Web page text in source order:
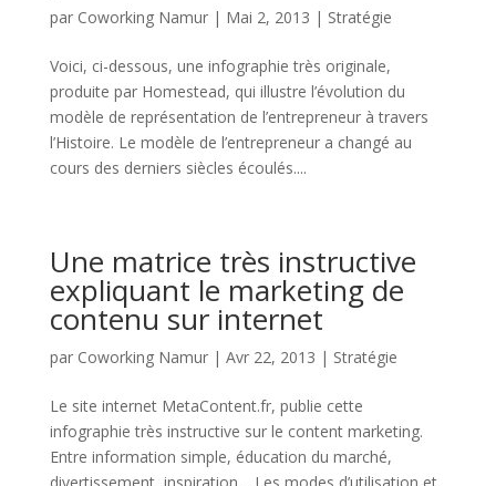
par Coworking Namur| Mai 2, 2013 | Stratégie
Voici, ci-dessous, une infographie très originale,
produite par Homestead, qui illustre l’évolution du
modèle de représentation de l’entrepreneur à travers
l’Histoire. Le modèle de l’entrepreneur a changé au
cours des derniers siècles écoulés....
Une matrice très instructive
expliquant le marketing de
contenu sur internet
par Coworking Namur| Avr 22, 2013 | Stratégie
Le site internet MetaContent.fr, publie cette
infographie très instructive sur le content marketing.
Entre information simple, éducation du marché,